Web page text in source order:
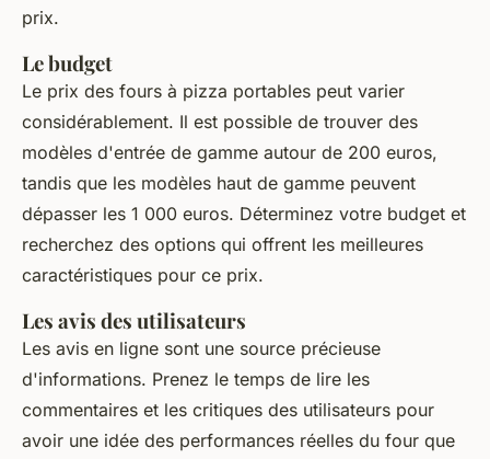
prix.
Le budget
Le prix des fours à pizza portables peut varier
considérablement. Il est possible de trouver des
modèles d'entrée de gamme autour de 200 euros,
tandis que les modèles haut de gamme peuvent
dépasser les 1 000 euros. Déterminez votre budget et
recherchez des options qui offrent les meilleures
caractéristiques pour ce prix.
Les avis des utilisateurs
Les avis en ligne sont une source précieuse
d'informations. Prenez le temps de lire les
commentaires et les critiques des utilisateurs pour
avoir une idée des performances réelles du four que